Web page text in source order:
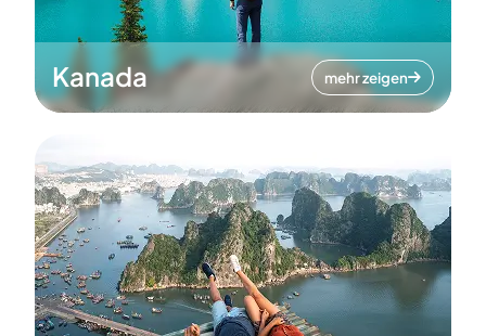
Kanada mehr zeigen